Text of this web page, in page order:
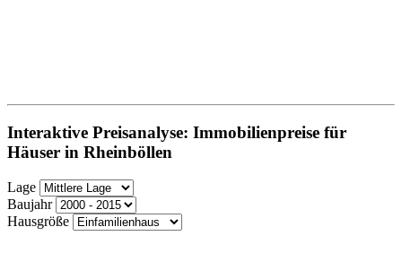
Interaktive Preisanalyse: Immobilienpreise für
Häuser in Rheinböllen
Lage
Baujahr
Hausgröße